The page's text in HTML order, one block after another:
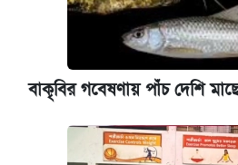
বাকৃবির গবেষণায় পাঁচ দেশি